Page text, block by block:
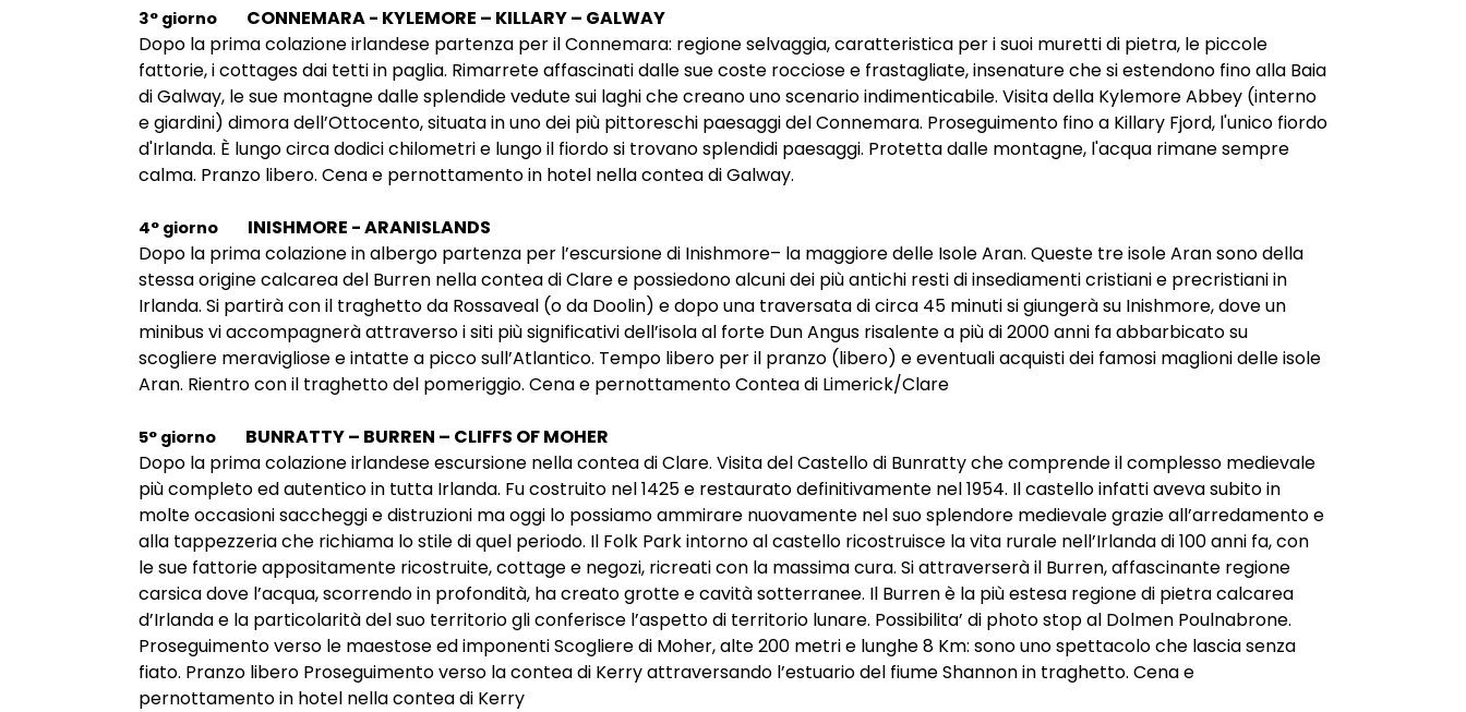
3° giorno CONNEMARA - KYLEMORE – KILLARY – GALWAY
Dopo la prima colazione irlandese partenza per il Connemara: regione selvaggia, caratteristica per i suoi muretti di pietra, le piccole
fattorie, i cottages dai tetti in paglia. Rimarrete affascinati dalle sue coste rocciose e frastagliate, insenature che si estendono fino alla Baia
di Galway, le sue montagne dalle splendide vedute sui laghi che creano uno scenario indimenticabile. Visita della Kylemore Abbey (interno
e giardini) dimora dell’Ottocento, situata in uno dei più pittoreschi paesaggi del Connemara. Proseguimento fino a Killary Fjord, l'unico fiordo
d'Irlanda. È lungo circa dodici chilometri e lungo il fiordo si trovano splendidi paesaggi. Protetta dalle montagne, l'acqua rimane sempre
calma. Pranzo libero. Cena e pernottamento in hotel nella contea di Galway.
4° giorno INISHMORE - ARANISLANDS
Dopo la prima colazione in albergo partenza per l’escursione di Inishmore– la maggiore delle Isole Aran. Queste tre isole Aran sono della
stessa origine calcarea del Burren nella contea di Clare e possiedono alcuni dei più antichi resti di insediamenti cristiani e precristiani in
Irlanda. Si partirà con il traghetto da Rossaveal (o da Doolin) e dopo una traversata di circa 45 minuti si giungerà su Inishmore, dove un
minibus vi accompagnerà attraverso i siti più significativi dell’isola al forte Dun Angus risalente a più di 2000 anni fa abbarbicato su
scogliere meravigliose e intatte a picco sull’Atlantico. Tempo libero per il pranzo (libero) e eventuali acquisti dei famosi maglioni delle isole
Aran. Rientro con il traghetto del pomeriggio. Cena e pernottamento Contea di Limerick/Clare
5° giorno BUNRATTY – BURREN – CLIFFS OF MOHER
Dopo la prima colazione irlandese escursione nella contea di Clare. Visita del Castello di Bunratty che comprende il complesso medievale
più completo ed autentico in tutta Irlanda. Fu costruito nel 1425 e restaurato definitivamente nel 1954. Il castello infatti aveva subito in
molte occasioni saccheggi e distruzioni ma oggi lo possiamo ammirare nuovamente nel suo splendore medievale grazie all’arredamento e
alla tappezzeria che richiama lo stile di quel periodo. Il Folk Park intorno al castello ricostruisce la vita rurale nell’Irlanda di 100 anni fa, con
le sue fattorie appositamente ricostruite, cottage e negozi, ricreati con la massima cura. Si attraverserà il Burren, affascinante regione
carsica dove l’acqua, scorrendo in profondità, ha creato grotte e cavità sotterranee. Il Burren è la più estesa regione di pietra calcarea
d’Irlanda e la particolarità del suo territorio gli conferisce l’aspetto di territorio lunare. Possibilita’ di photo stop al Dolmen Poulnabrone.
Proseguimento verso le maestose ed imponenti Scogliere di Moher, alte 200 metri e lunghe 8 Km: sono uno spettacolo che lascia senza
fiato. Pranzo libero Proseguimento verso la contea di Kerry attraversando l’estuario del fiume Shannon in traghetto. Cena e
pernottamento in hotel nella contea di Kerry